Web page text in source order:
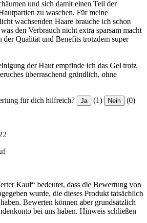
und sich damit einen Teil der
zu waschen. Für meine
wachsenden Haare brauche ich schon
den Verbrauch nicht extra sparsam macht
der Qualität und Benefits trotzdem super
der Haut empfinde ich das Gel trotz
überraschend gründlich, ohne
für dich hilfreich? Ja (1) Nein (0)
Kauf“ bedeutet, dass die Bewertung von
wurde, die dieses Produkt tatsächlich
Bewerten können aber grundsätzlich
bei uns haben. Hinweis schließen